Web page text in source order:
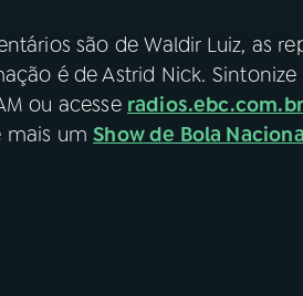
são de Waldir Luiz, as
é de Astrid Nick. Sintonize
ou acesse radios.ebc.com.br
mais umShow de Bola